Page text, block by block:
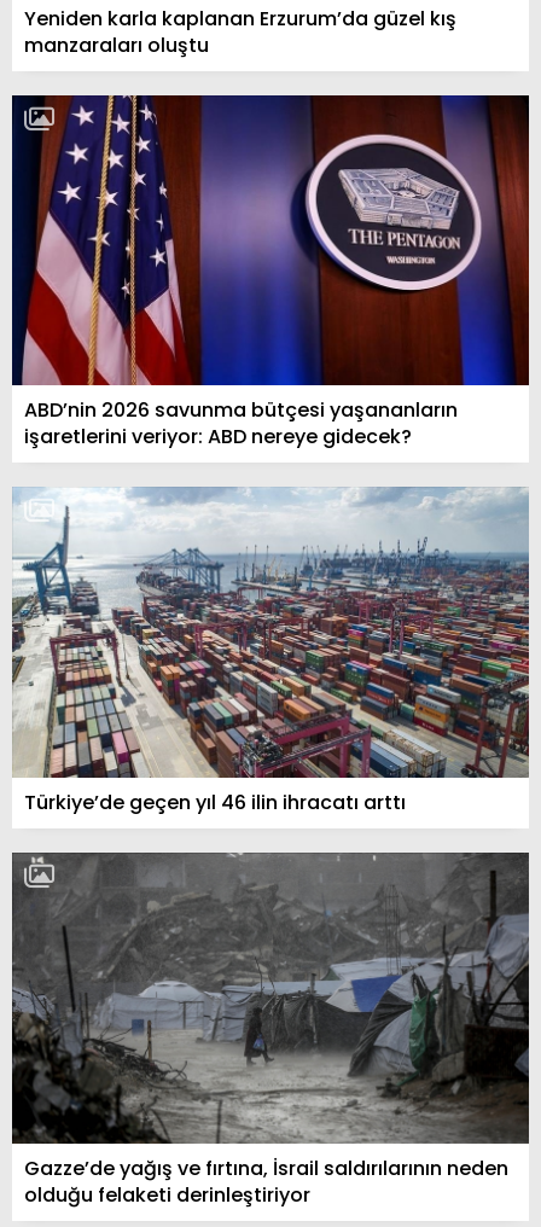
Yeniden karla kaplanan Erzurum’da güzel kış
manzaraları oluştu
ABD’nin 2026 savunma bütçesi yaşananların
işaretlerini veriyor: ABD nereye gidecek?
Türkiye’de geçen yıl 46 ilin ihracatı arttı
Gazze’de yağış ve fırtına, İsrail saldırılarının neden
olduğu felaketi derinleştiriyor